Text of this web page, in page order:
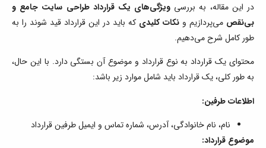
در این مقاله، به بررسی ویژگی‌های یک قرارداد طراحی سایت جامع و
بی‌نقص می‌پردازیم و نکات کلیدی که باید در این قرارداد قید شوند را به
طور کامل شرح می‌دهیم.
محتوای یک قرارداد به نوع قرارداد و موضوع آن بستگی دارد. با این حال،
به طور کلی، یک قرارداد باید شامل موارد زیر باشد:
اطلاعات طرفین:
نام، نام خانوادگی، آدرس، شماره تماس و ایمیل طرفین قرارداد
موضوع قرارداد: